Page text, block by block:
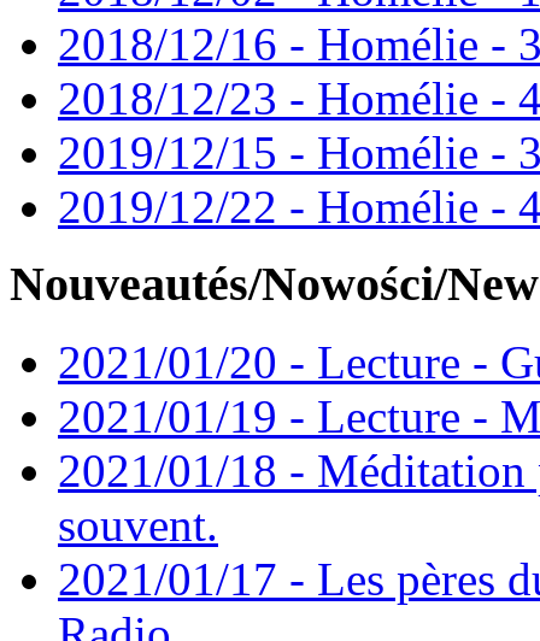
2018/12/16 - Homélie -
2018/12/23 - Homélie -
2019/12/15 - Homélie -
2019/12/22 - Homélie -
Nouveautés/Nowości/
2021/01/20 - Lecture -
2021/01/19 - Lecture -
2021/01/18 - Méditation
souvent.
2021/01/17 - Les pères